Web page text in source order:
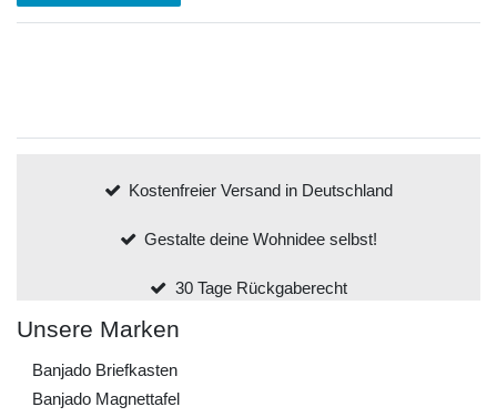
Kostenfreier Versand in Deutschland
Gestalte deine Wohnidee selbst!
30 Tage Rückgaberecht
Unsere Marken
Banjado Briefkasten
Banjado Magnettafel